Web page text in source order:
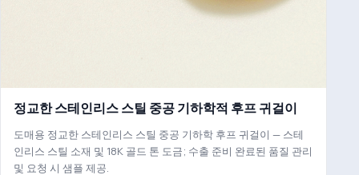
정교한 스테인리스 스틸 중공 기하학적 후프 귀걸이
도매용 정교한 스테인리스 스틸 중공 기하학 후프 귀걸이 — 스테
인리스 스틸 소재 및 18K 골드 톤 도금; 수출 준비 완료된 품질 관리
및 요청 시 샘플 제공.